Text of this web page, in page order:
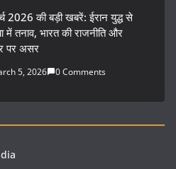
2026 की बड़ी खबरें: ईरान युद्ध से
में तनाव, भारत की राजनीति और
पर असर
5, 2026 0 Comments